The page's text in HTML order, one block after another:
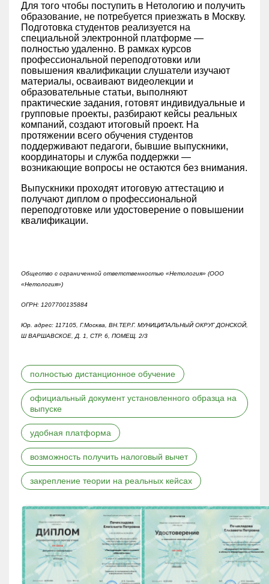
полностью дистанционное обучение
официальный документ установленного образца на
выпуске
удобная платформа
возможность получить налоговый вычет
закрепление теории на реальных кейсах
Для того чтобы поступить в Нетологию и получить
образование, не потребуется приезжать в Москву.
Подготовка студентов реализуется на
специальной электронной платформе —
полностью удаленно. В рамках курсов
профессиональной переподготовки или
повышения квалификации слушатели изучают
материалы, осваивают видеолекции и
образовательные статьи, выполняют
практические задания, готовят индивидуальные и
групповые проекты, разбирают кейсы реальных
компаний, создают итоговый проект. На
протяжении всего обучения студентов
поддерживают педагоги, бывшие выпускники,
координаторы и служба поддержки —
возникающие вопросы не остаются без внимания.
Выпускники проходят итоговую аттестацию и
получают диплом о профессиональной
переподготовке или удостоверение о повышении
квалификации.
Общество с ограниченной ответственностью «Нетология» (ООО
«Нетология»)
ОГРН: 1207700135884
Юр. адрес: 117105, Г.Москва, ВН.ТЕР.Г. МУНИЦИПАЛЬНЫЙ ОКРУГ ДОНСКОЙ,
Ш ВАРШАВСКОЕ, Д. 1, СТР. 6, ПОМЕЩ. 2/3